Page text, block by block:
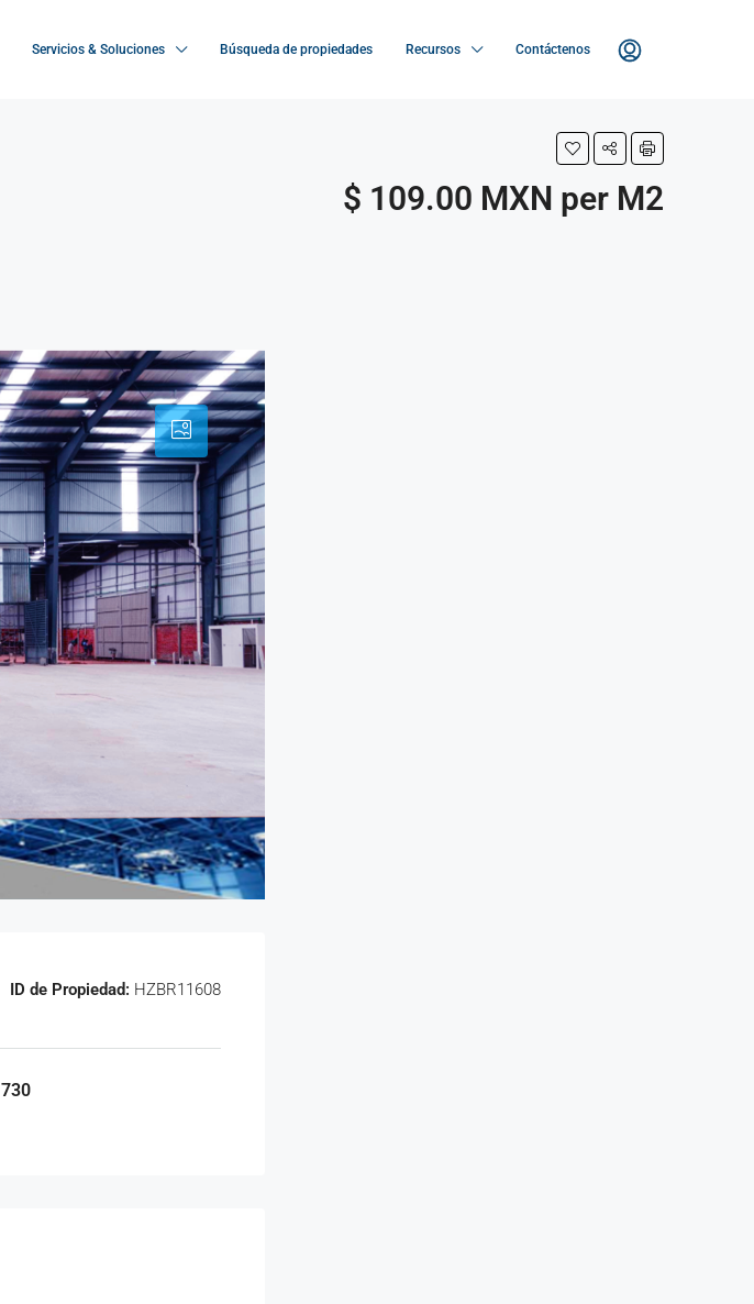
Servicios & Soluciones Búsqueda de propiedades Recursos Contáctenos
$ 109.00 MXN per M2
ID de Propiedad: HZBR11608
730